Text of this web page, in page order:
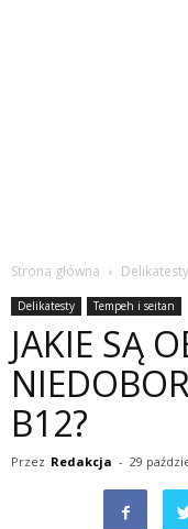
Strona główna Delikatesty
Delikatesty Tempeh i seitan
JAKIE SĄ
B12?
Przez Redakcja - 29